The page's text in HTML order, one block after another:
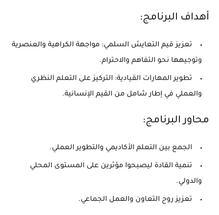
أهداف البرنامج:
تعزيز قيم التعايش السلمي: مواجهة الكراهية والعنصرية
وتوجيهها نحو التفاهم والاحترام.
تطوير المهارات القيادية: التركيز على التعلم النظري
والعملي في إطار شامل من القيم الإنسانية.
محاور البرنامج:
الجمع بين التعلم الأكاديمي والتطوير العملي.
تنمية القادة ليصبحوا مؤثرين على المستوى المحلي
والدولي.
تعزيز روح التعاون والعمل الجماعي.